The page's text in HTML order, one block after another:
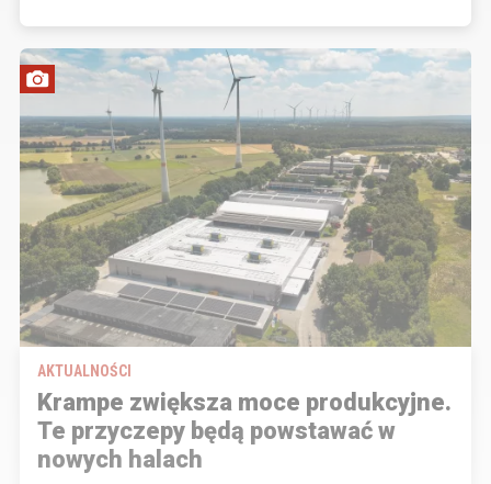
AKTUALNOŚCI
Krampe zwiększa moce produkcyjne.
Te przyczepy będą powstawać w
nowych halach